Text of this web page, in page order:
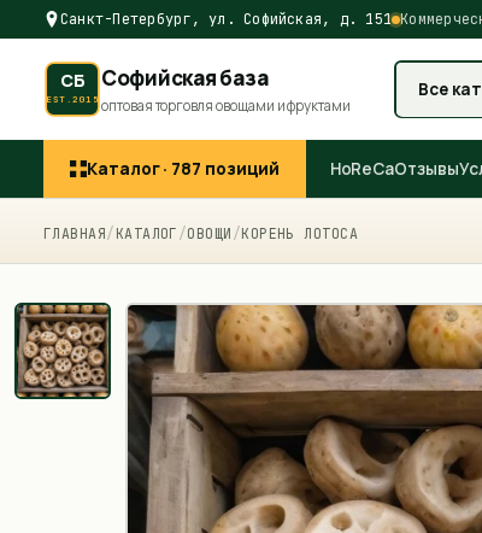
Санкт-Петербург, ул. Софийская, д. 151
СБ
EST.2015
Софийская база
оптовая торговля овощами и фруктами
Все
Каталог · 787 позиций HoReCaОтзывы
ГЛАВНАЯ/ КАТАЛОГ /ОВОЩИ /КОРЕНЬ ЛОТОСА